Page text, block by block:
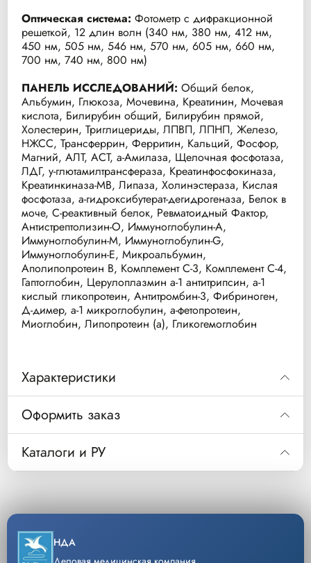
Характеристики
Оформить заказ
Каталоги и РУ
Оптическая система: Фотометр с дифракционной
решеткой, 12 длин волн (340 нм, 380 нм, 412 нм,
450 нм, 505 нм, 546 нм, 570 нм, 605 нм, 660 нм,
700 нм, 740 нм, 800 нм)
ПАНЕЛЬ ИССЛЕДОВАНИЙ: Общий белок,
Альбумин, Глюкоза, Мочевина, Креатинин, Мочевая
кислота, Билирубин общий, Билирубин прямой,
Холестерин, Триглицериды, ЛПВП, ЛПНП, Железо,
НЖСС, Трансферрин, Ферритин, Кальций, Фосфор,
Магний, АЛТ, АСТ, а-Амилаза, Щелочная фосфотаза,
ЛДГ, y-глютамилтрансфераза, Креатинфосфокиназа,
Креатинкиназа-МВ, Липаза, Холинэстераза, Кислая
фосфотаза, а-гидроксибутерат-дегидрогеназа, Белок в
моче, С-реактивный белок, Ревматоидный Фактор,
Антистрептолизин-О, Иммуноглобулин-А,
Иммуноглобулин-M, Иммуноглобулин-G,
Иммуноглобулин-E, Микроальбумин,
Аполипопротеин В, Комплемент С-3, Комплемент С-4,
Гаптоглобин, Церулоплазмин а-1 антитрипсин, а-1
кислый гликопротеин, Антитромбин-3, Фибриноген,
Д-димер, а-1 микроглобулин, а-фетопротеин,
Миоглобин, Липопротеин (а), Гликогемоглобин
Код
B06-A0002 Анализатор автоматический биохимический
Анализатор автоматический биохимический
3G653A Лазерный принтер HP LaserJet Pro 3003dn
1530249
Код B06-A0002
B06-A0002 Анализатор автоматич.
Кол-во
Скачать РУ
НДА